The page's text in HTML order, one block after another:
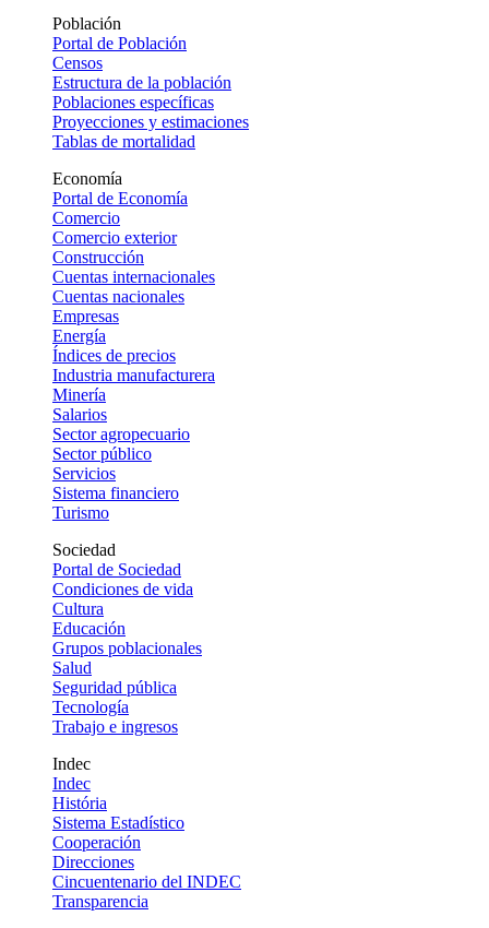
Población
Portal de Población
Censos
Estructura de la población
Poblaciones específicas
Proyecciones y estimaciones
Tablas de mortalidad
Economía
Portal de Economía
Comercio
Comercio exterior
Construcción
Cuentas internacionales
Cuentas nacionales
Empresas
Energía
Índices de precios
Industria manufacturera
Minería
Salarios
Sector agropecuario
Sector público
Servicios
Sistema financiero
Turismo
Sociedad
Portal de Sociedad
Condiciones de vida
Cultura
Educación
Grupos poblacionales
Salud
Seguridad pública
Tecnología
Trabajo e ingresos
Indec
Indec
História
Sistema Estadístico
Cooperación
Direcciones
Cincuentenario del INDEC
Transparencia